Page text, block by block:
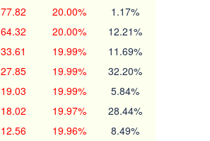
77.82 20.00% 1.17%
64.32 20.00% 12.21%
33.61 19.99% 11.69%
27.85 19.99% 32.20%
19.03 19.99% 5.84%
18.02 19.97% 28.44%
12.56 19.96% 8.49%